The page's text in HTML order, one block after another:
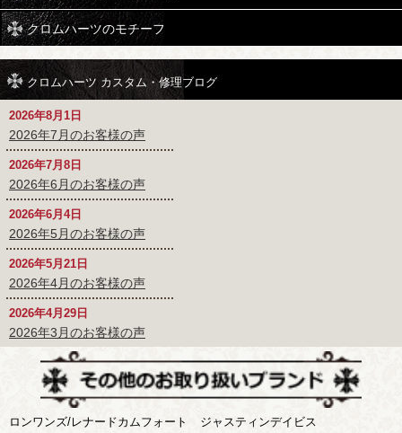
クロムハーツのモチーフ
クロムハーツ カスタム・修理ブログ
2026年8月1日
2026年7月のお客様の声
2026年7月8日
2026年6月のお客様の声
2026年6月4日
2026年5月のお客様の声
2026年5月21日
2026年4月のお客様の声
2026年4月29日
2026年3月のお客様の声
ロンワンズ/レナードカムフォート
ジャスティンデイビス